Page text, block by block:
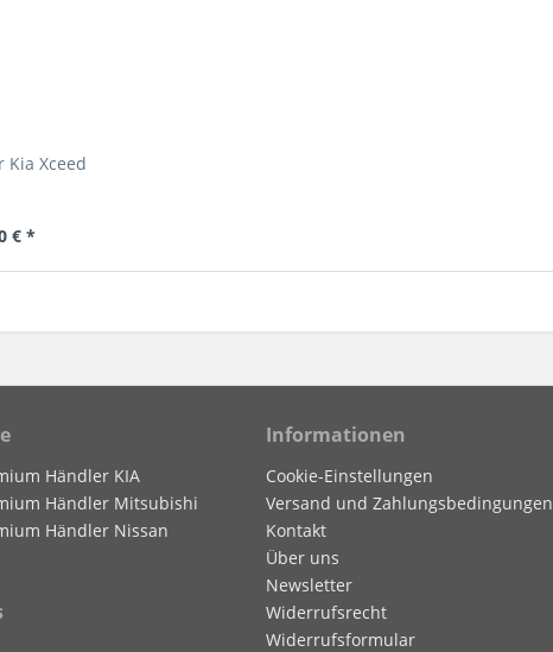
Kia Xceed
€ *
Händler KIA
Händler Mitsubishi
Händler Nissan
Informationen
Cookie-Einstellungen
Versand und Zahlungsbedingungen
Kontakt
Über uns
Newsletter
Widerrufsrecht
Widerrufsformular